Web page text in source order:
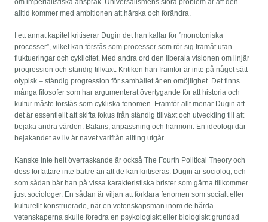
om imperialistiska anspråk. Universalismens stora problem är att den
alltid kommer med ambitionen att härska och förändra.
I ett annat kapitel kritiserar Dugin det han kallar för ”monotoniska
processer”, vilket kan förstås som processer som rör sig framåt utan
fluktueringar och cyklicitet. Med andra ord den liberala visionen om linjär
progression och ständig tillväxt. Kritiken han framför är inte på något sätt
otypisk – ständig progression för samhället är en omöjlighet. Det finns
många filosofer som har argumenterat övertygande för att historia och
kultur måste förstås som cykliska fenomen. Framför allt menar Dugin att
det är essentiellt att skifta fokus från ständig tillväxt och utveckling till att
bejaka andra värden: Balans, anpassning och harmoni. En ideologi där
bejakandet av liv är navet varifrån allting utgår.
Kanske inte helt överraskande är också The Fourth Political Theory och
dess författare inte bättre än att de kan kritiseras. Dugin är sociolog, och
som sådan bär han på vissa karakteristiska brister som gärna tillkommer
just sociologer. En sådan är viljan att förklara fenomen som socialt eller
kulturellt konstruerade, när en vetenskapsman inom de hårda
vetenskaperna skulle föredra en psykologiskt eller biologiskt grundad